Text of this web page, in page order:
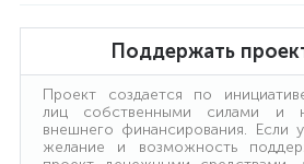
процедура.
лицензии: кто
условия
Поддержать
Проект создается по
лиц собственными силами и
внешнего финансирования. Если
желание и возможность